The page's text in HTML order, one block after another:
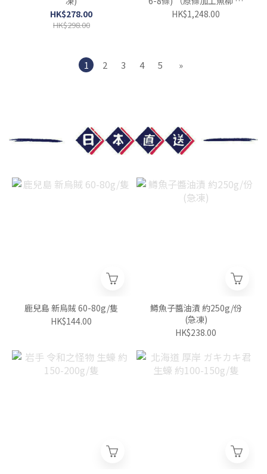
HK$278.00
HK$298.00
骨）
HK$1,248.00
1 2 3 4 5 »
鹿兒島 新烏賊 60-80g/隻
HK$144.00
鱒魚子醬油漬 約250g/份
(急凍)
HK$238.00